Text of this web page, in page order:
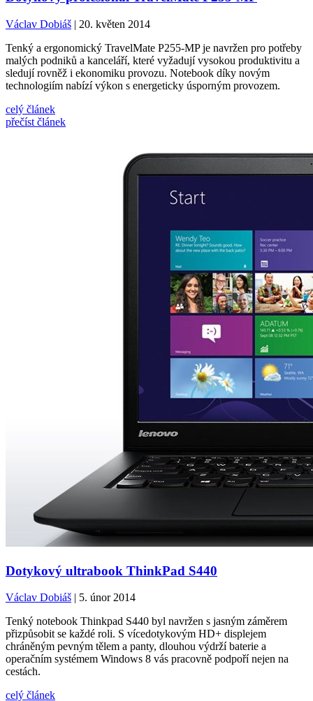
Václav Dobiáš | 20. květen 2014
Tenký a ergonomický TravelMate P255-MP je navržen pro potřeby
malých podniků a kanceláří, které vyžadují vysokou produktivitu a
sledují rovněž i ekonomiku provozu. Notebook díky novým
technologiím nabízí výkon s energeticky úsporným provozem.
celý článek
přečíst článek
Dotykový ultrabook ThinkPad S440
Václav Dobiáš | 5. únor 2014
Tenký notebook Thinkpad S440 byl navržen s jasným záměrem
přizpůsobit se každé roli. S vícedotykovým HD+ displejem
chráněným pevným tělem a panty, dlouhou výdrží baterie a
operačním systémem Windows 8 vás pracovně podpoří nejen na
cestách.
celý článek